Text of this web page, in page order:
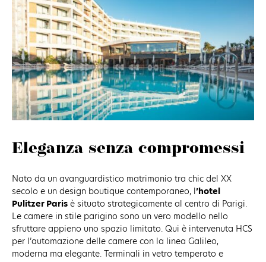
Eleganza senza compromessi
Nato da un avanguardistico matrimonio tra chic del XX
secolo e un design boutique contemporaneo, l’hotel
Pulitzer Paris è situato strategicamente al centro di Parigi.
Le camere in stile parigino sono un vero modello nello
sfruttare appieno uno spazio limitato. Qui è intervenuta HCS
per l’automazione delle camere con la linea Galileo,
moderna ma elegante. Terminali in vetro temperato e